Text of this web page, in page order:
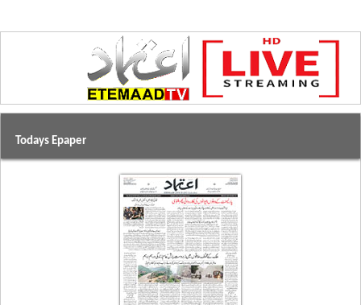
Todays Epaper